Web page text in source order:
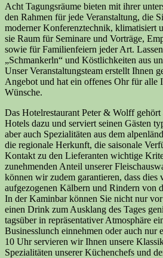
Acht Tagungsräume bieten mit ihrer
den Rahmen für jede Veranstaltung, die
moderner Konferenztechnik, klimatisiert
sie Raum für Seminare und Vorträge,
sowie für Familienfeiern jeder Art.
„Schmankerln“ und Köstlichkeiten aus
Unser Veranstaltungsteam erstellt Ihnen
Angebot und hat ein offenes Ohr für alle
Wünsche.
Das Hotelrestaurant Peter & Wolff
Hotels dazu und serviert seinen Gästen
aber auch Spezialitäten aus dem
die regionale Herkunft, die saisonale
Kontakt zu den Lieferanten wichtige
zunehmenden Anteil unserer
können wir zudem garantieren, dass dies
aufgezogenen Kälbern und Rindern von
In der Kaminbar können Sie nicht nur
einen Drink zum Ausklang des Tages
tagsüber in repräsentativer Atmosphäre
Businesslunch einnehmen oder auch nur
10 Uhr servieren wir Ihnen unsere
Spezialitäten unserer Küchenchefs und